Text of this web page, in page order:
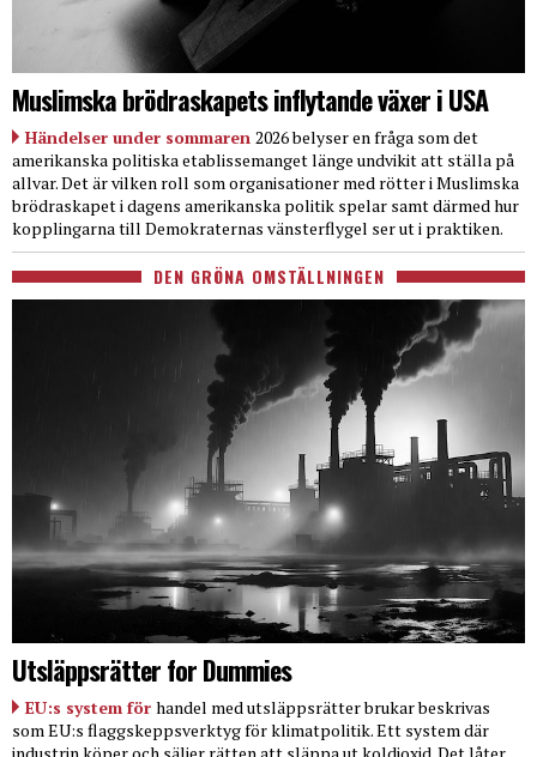
Muslimska brödraskapets inflytande växer i USA
Händelser under sommaren 2026 belyser en fråga som det
amerikanska politiska etablissemanget länge undvikit att ställa på
allvar. Det är vilken roll som organisationer med rötter i Muslimska
brödraskapet i dagens amerikanska politik spelar samt därmed hur
kopplingarna till Demokraternas vänsterflygel ser ut i praktiken.
DEN GRÖNA OMSTÄLLNINGEN
Utsläppsrätter for Dummies
EU:s system för handel med utsläppsrätter brukar beskrivas
som EU:s flaggskeppsverktyg för klimatpolitik. Ett system där